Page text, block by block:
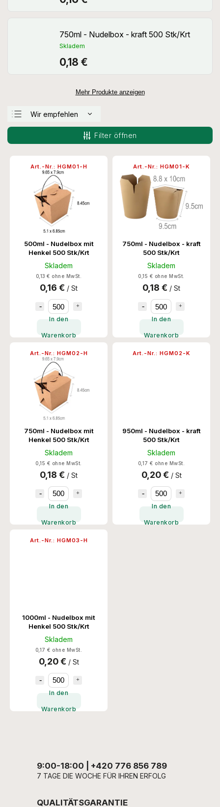
750ml - Nudelbox - kraft 500 Stk/Krt
Skladem
0,18 €
Mehr Produkte anzeigen
Wir empfehlen
Teuerste
Alphabetisch
Filter öffnen
500ml - Nudelbox mit
Henkel 500 Stk/Krt
Skladem
0,13 € ohne MwSt.
0,16 € / St
In den
Warenkorb
Art.-Nr.: HGM01-H
750ml - Nudelbox - kraft
500 Stk/Krt
Skladem
0,15 € ohne MwSt.
0,18 € / St
In den
Warenkorb
Art.-Nr.: HGM01-K
750ml - Nudelbox mit
Henkel 500 Stk/Krt
Skladem
0,15 € ohne MwSt.
0,18 € / St
In den
Warenkorb
Art.-Nr.: HGM02-H
950ml - Nudelbox - kraft
500 Stk/Krt
Skladem
0,17 € ohne MwSt.
0,20 € / St
In den
Warenkorb
Art.-Nr.: HGM02-K
1000ml - Nudelbox mit
Henkel 500 Stk/Krt
Skladem
0,17 € ohne MwSt.
0,20 € / St
In den
Warenkorb
Art.-Nr.: HGM03-H
9:00-18:00 | +420 776 856 789
7 TAGE DIE WOCHE FÜR IHREN ERFOLG
QUALITÄTSGARANTIE